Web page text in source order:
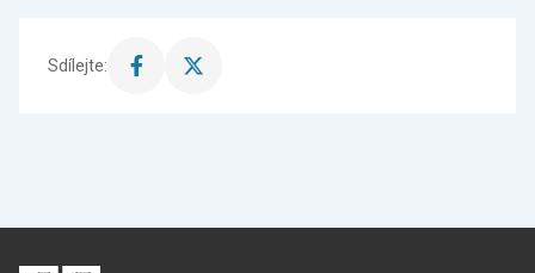
Sdílejte:
Sdílet
Sdílet